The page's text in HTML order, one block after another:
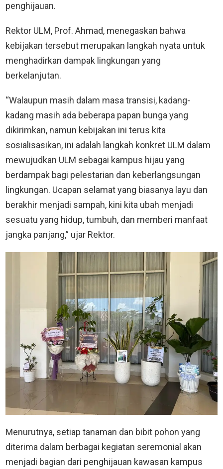
penghijauan.
Rektor ULM, Prof. Ahmad, menegaskan bahwa
kebijakan tersebut merupakan langkah nyata untuk
menghadirkan dampak lingkungan yang
berkelanjutan.
“Walaupun masih dalam masa transisi, kadang-
kadang masih ada beberapa papan bunga yang
dikirimkan, namun kebijakan ini terus kita
sosialisasikan, ini adalah langkah konkret ULM dalam
mewujudkan ULM sebagai kampus hijau yang
berdampak bagi pelestarian dan keberlangsungan
lingkungan. Ucapan selamat yang biasanya layu dan
berakhir menjadi sampah, kini kita ubah menjadi
sesuatu yang hidup, tumbuh, dan memberi manfaat
jangka panjang,” ujar Rektor.
Menurutnya, setiap tanaman dan bibit pohon yang
diterima dalam berbagai kegiatan seremonial akan
menjadi bagian dari penghijauan kawasan kampus